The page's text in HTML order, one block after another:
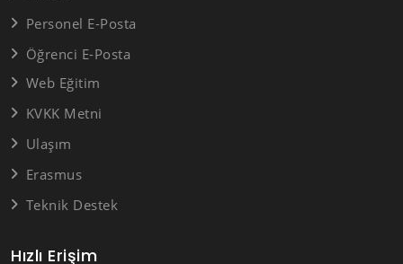
Hızlı Erişim
Personel E-Posta
Öğrenci E-Posta
Web Eğitim
KVKK Metni
Ulaşım
Erasmus
Teknik Destek